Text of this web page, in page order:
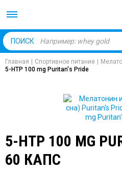
ПОИСК
Главная Спортивное питание
5-HTP 100 mg Puritan's Pride
5-HTP 100 MG
60 КАПС